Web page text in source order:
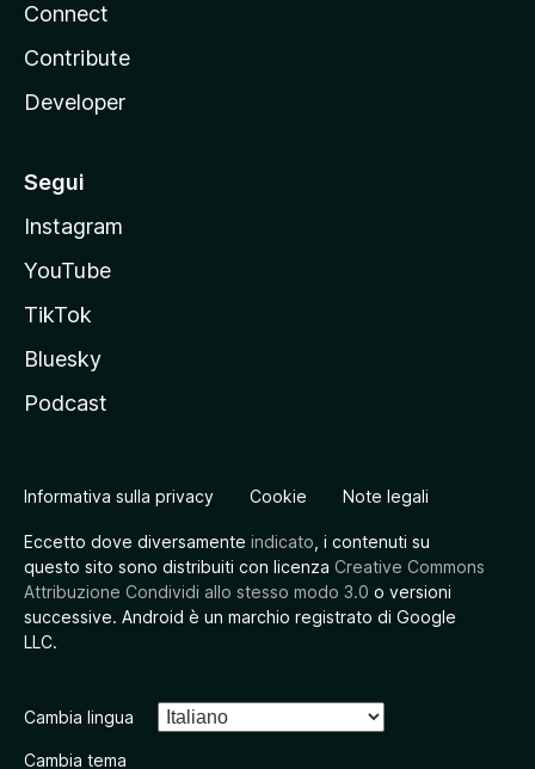
Connect
Contribute
Developer
Segui
Instagram
YouTube
TikTok
Bluesky
Podcast
Informativa sulla privacy Cookie Note legali
Eccetto dove diversamente indicato , i contenuti su
questo sito sono distribuiti con licenza Creative Commons
Attribuzione Condividi allo stesso modo 3.0 o versioni
successive. Android è un marchio registrato di Google
LLC.
Cambia lingua
Cambia tema